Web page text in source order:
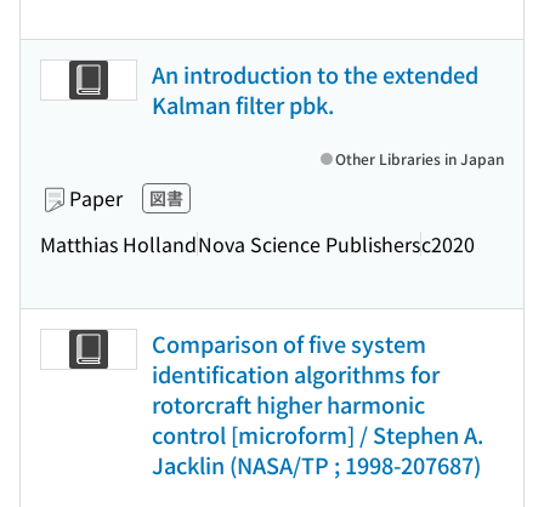
An introduction to the extended
Kalman filter pbk.
Paper 図書
Matthias HollandNova Science Publishersc2020
Other Libraries in Japan
Comparison of five system
identification algorithms for
rotorcraft higher harmonic
control [microform] / Stephen A.
Jacklin (NASA/TP ; 1998-207687)